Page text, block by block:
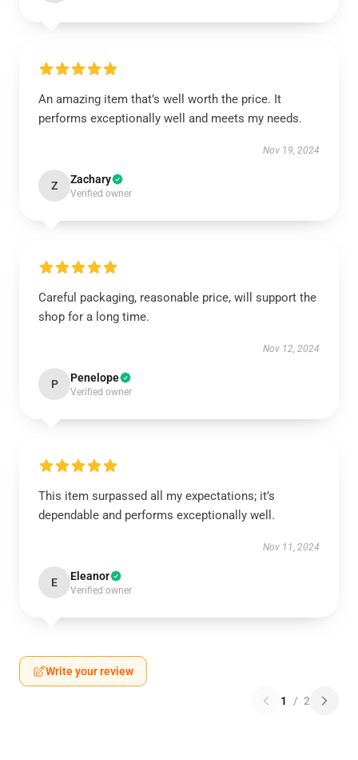
An amazing item that’s well worth the price. It
performs exceptionally well and meets my needs.
Nov 19, 2024
Z Zachary
Verified owner
Careful packaging, reasonable price, will support the
shop for a long time.
Nov 12, 2024
P Penelope
Verified owner
This item surpassed all my expectations; it’s
dependable and performs exceptionally well.
Nov 11, 2024
E Eleanor
Verified owner
Write your review
1 / 2